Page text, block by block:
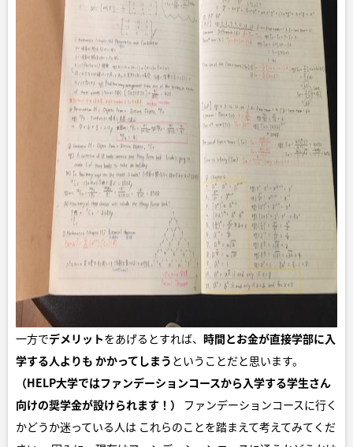
一方でデメリットをあげるとすれば、 時間とお金が直接学部に入
学する人よりも かかってしまう ということだと思います。
（HELP大学ではファンデーションコースから入学する学生さん
向けの奨学金が設けられます！）
ファンデーションコースに行く
かどうか迷っている人は これらのことを踏まえて考えてみてくだ